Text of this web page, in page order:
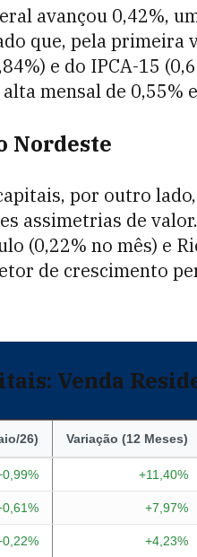
avançou 0,42%,
que, pela primeira
e do IPCA-15
mensal de 0,55%
Nordeste
por outro
assimetrias de
(0,22% no mês) e
de crescimento
Venda
26) Variação (12 Meses)
+11,40%
+7,97%
+4,23%